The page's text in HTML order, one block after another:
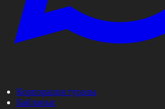
Корпорация туралы
Байланыс